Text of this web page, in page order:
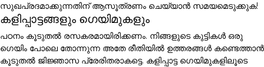
സുഖപ്രദമാക്കുന്നതിന് ആസൂത്രണം ചെയ്യാൻ സമയമെടുക്കുക!
കളിപ്പാട്ടങ്ങളും ഗെയിമുകളും
പഠനം കൂടുതൽ രസകരമായിരിക്കണം. നിങ്ങളുടെ കുട്ടികൾ ഒരു
ഗെയിം പോലെ തോന്നുന്ന അതേ രീതിയിൽ ഉത്തരങ്ങൾ കണ്ടെത്താൻ
കൂടുതൽ ജിജ്ഞാസ പ്രേരിതരാകട്ടെ. കളിപ്പാട്ട ഗെയിമുകളിലൂടെ